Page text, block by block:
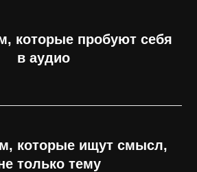
которые пробуют себя
в аудио
которые ищут смысл,
только тему